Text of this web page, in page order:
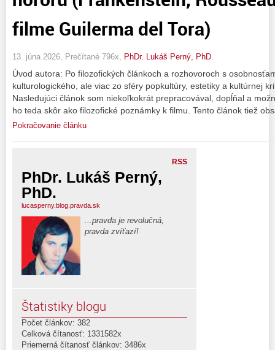
filme Guilerma del Tora)
13. júna 2026, Prečítané 796x, PhDr. Lukáš Perný, PhD.
Úvod autora: Po filozofických článkoch a rozhovoroch s
kulturologického, ale viac zo sféry popkultúry, estetiky a kultúrnej
Nasledujúci článok som niekoľkokrát prepracovával, dopĺňal a
ho teda skôr ako filozofické poznámky k filmu. Tento článok tiež
Pokračovanie článku
RSS
PhDr. Lukáš Perný,
PhD.
lucasperny.blog.pravda.sk
...pravda je revolučná,
pravda zvíťazí!
Štatistiky blogu
Počet článkov: 382
Celková čítanosť: 1331582x
Priemerná čítanosť článkov: 3486x